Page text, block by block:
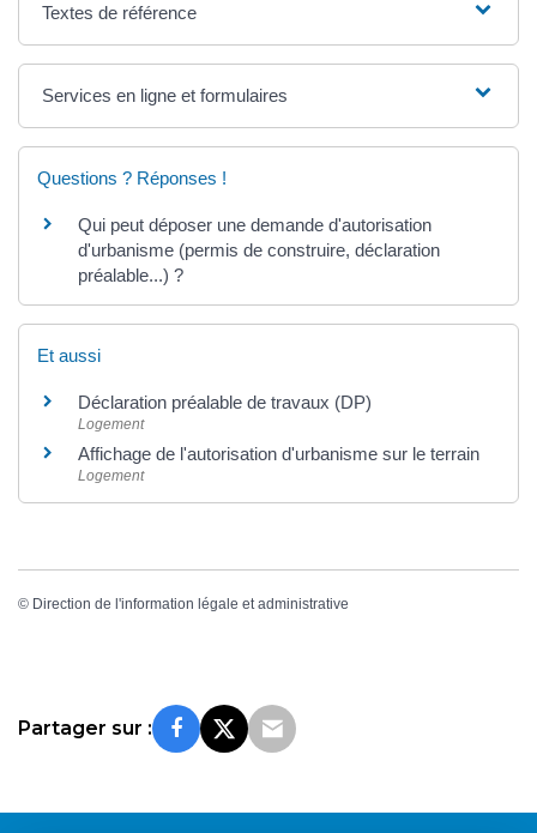
Textes de référence
Services en ligne et formulaires
Questions ? Réponses !
Qui peut déposer une demande d'autorisation
d'urbanisme (permis de construire, déclaration
préalable...) ?
Et aussi
Déclaration préalable de travaux (DP)
Logement
Affichage de l'autorisation d'urbanisme sur le terrain
Logement
© Direction de l'information légale et administrative
Partager sur :